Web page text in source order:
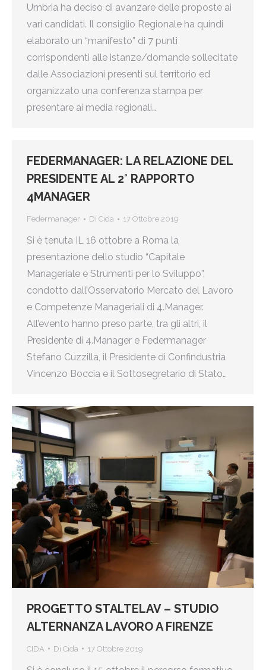
Umbria ha deciso di avanzare delle proposte ai
vari candidati. Il consiglio Regionale ha quindi
elaborato un “manifesto” di 7 punti
corrispondenti alle istanze/domande sollecitate
dalle Associazioni presenti sul territorio ed
organizzato una conferenza stampa per
presentare ai media regionali…
FEDERMANAGER: LA RELAZIONE DEL
PRESIDENTE AL 2° RAPPORTO
4MANAGER
Federmanager Di Cida 17 Ottobre 2019
Si è tenuta IL 16 ottobre a Roma la
presentazione dello studio “Capitale
Manageriale e Strumenti per lo Sviluppo”,
condotto dall’Osservatorio Mercato del Lavoro
e Competenze Manageriali di 4.Manager.
All’evento hanno preso parte, tra gli altri, il
Presidente di 4.Manager e Federmanager
Stefano Cuzzilla, il Presidente di Confindustria
Vincenzo Boccia e il Sottosegretario di Stato…
PROGETTO STALTELAV – STUDIO
ALTERNANZA LAVORO A FIRENZE
CIDA Di Cida 17 Ottobre 2019